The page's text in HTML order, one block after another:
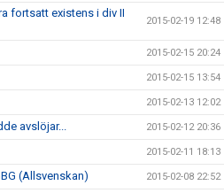
fortsatt existens i div II
2015-02-19 12:48
2015-02-15 20:24
2015-02-15 13:54
2015-02-13 12:02
avslöjar... 2015-02-12 20:36
2015-02-11 18:13
(Allsvenskan) 2015-02-08 22:52